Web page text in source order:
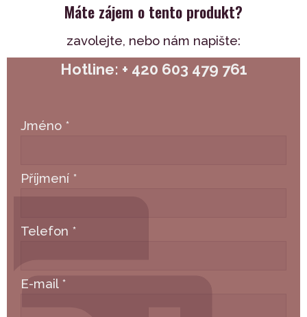
Máte zájem o tento produkt?
zavolejte, nebo nám napište:
Hotline: + 420 603 479 761
Jméno *
Příjmení *
Telefon *
E-mail *